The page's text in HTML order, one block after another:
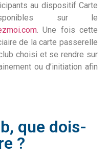
au dispositif Carte
sur le
. Une fois cette
de la carte passerelle
choisi et se rendre sur
ou d’initiation afin
que dois-
?